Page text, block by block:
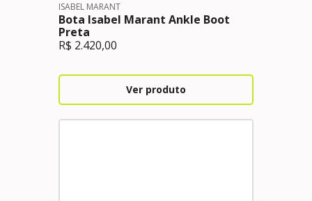
ISABEL MARANT
Bota Isabel Marant Ankle Boot
Preta
R$ 2.420,00
Ver produto